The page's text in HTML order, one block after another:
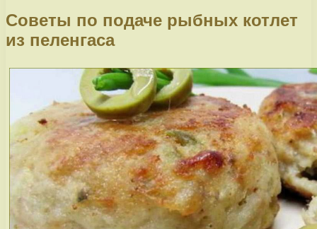
Советы по подаче рыбных котлет
из пеленгаса